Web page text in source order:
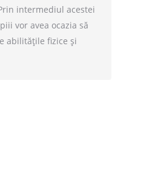
intermediul acestei
vor avea ocazia să
abilitățile fizice și